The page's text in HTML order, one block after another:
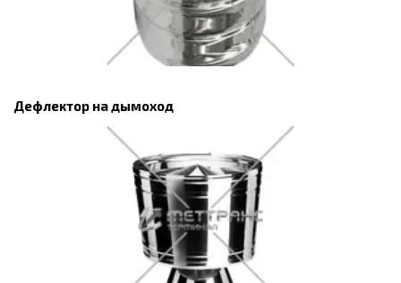
Дефлектор на дымоход